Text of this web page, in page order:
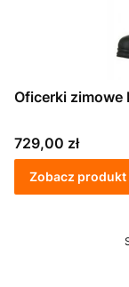
Oficerki
Cena
729,00 zł
Zobacz produkt